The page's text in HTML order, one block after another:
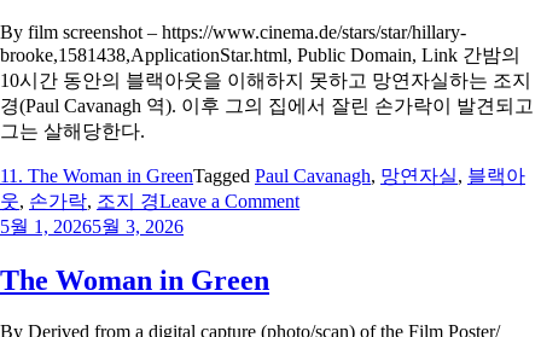
By film screenshot – https://www.cinema.de/stars/star/hillary-
brooke,1581438,ApplicationStar.html, Public Domain, Link 간밤의
10시간 동안의 블랙아웃을 이해하지 못하고 망연자실하는 조지
경(Paul Cavanagh 역). 이후 그의 집에서 잘린 손가락이 발견되고
그는 살해당한다.
11. The Woman in GreenTagged Paul Cavanagh, 망연자실, 블랙아
웃, 손가락, 조지 경Leave a Commenton
하
5월 1, 20265월 3, 2026
The Woman in Green
By Derived from a digital capture (photo/scan) of the Film Poster/